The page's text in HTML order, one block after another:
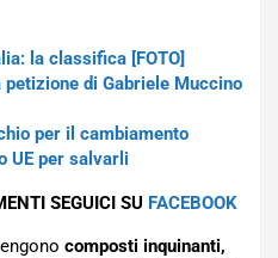
la classifica [FOTO]
di Gabriele Muccino
per il cambiamento
UE per salvarli
SEGUICI SU FACEBOOK
composti inquinanti,